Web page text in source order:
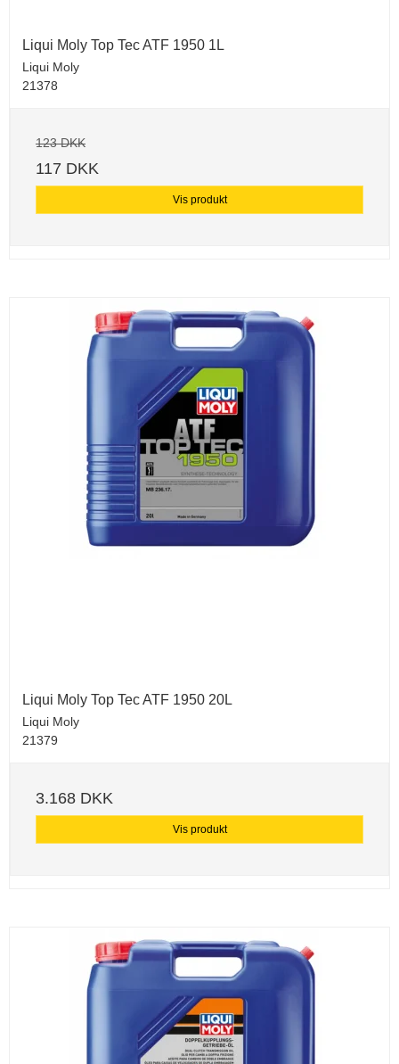
Liqui Moly Top Tec ATF 1950 1L
Liqui Moly
21378
123 DKK
117 DKK
Vis produkt
Liqui Moly Top Tec ATF 1950 20L
Liqui Moly
21379
3.168 DKK
Vis produkt